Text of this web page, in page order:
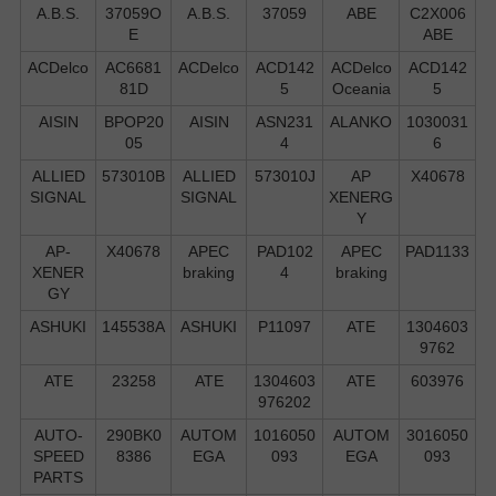
A.B.S.
37059O
E
A.B.S. 37059 ABE
C2X006
ABE
ACDelco
AC6681
81D
ACDelco
ACD142
5
ACDelco
Oceania
ACD142
5
AISIN
BPOP20
05
AISIN
ASN231
4
ALANKO
1030031
6
ALLIED
SIGNAL
573010B
ALLIED
SIGNAL
573010J
AP
XENERG
Y
X40678
AP-
XENER
GY
X40678
APEC
braking
PAD102
4
APEC
braking
PAD1133
ASHUKI 145538A ASHUKI P11097 ATE
1304603
9762
ATE
23258 ATE
1304603
976202
ATE 603976
AUTO-
SPEED
PARTS
290BK0
8386
AUTOM
EGA
1016050
093
AUTOM
EGA
3016050
093